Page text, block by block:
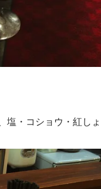
塩・コショウ・紅しょ